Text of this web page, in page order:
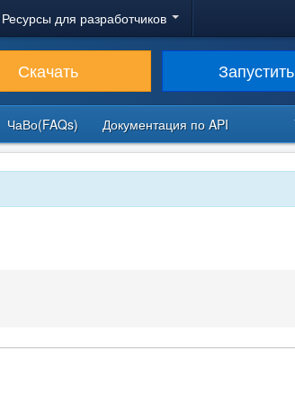
Ресурсы для разработчиков
Скачать Запустить
ЧаВо(FAQs) Документация по API